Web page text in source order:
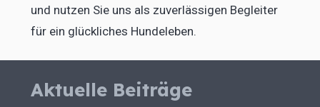
und nutzen Sie uns als zuverlässigen Begleiter
für ein glückliches Hundeleben.
Aktuelle Beiträge